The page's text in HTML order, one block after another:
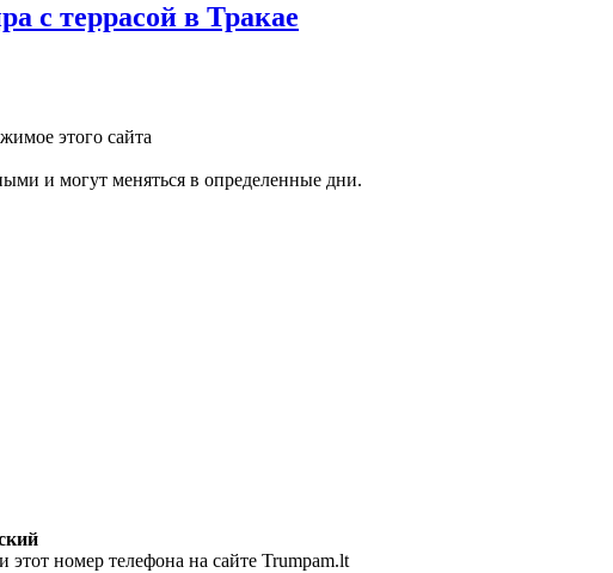
с террасой в Тракае
этого сайта
и могут меняться в определенные дни.
номер телефона на сайте Trumpam.lt